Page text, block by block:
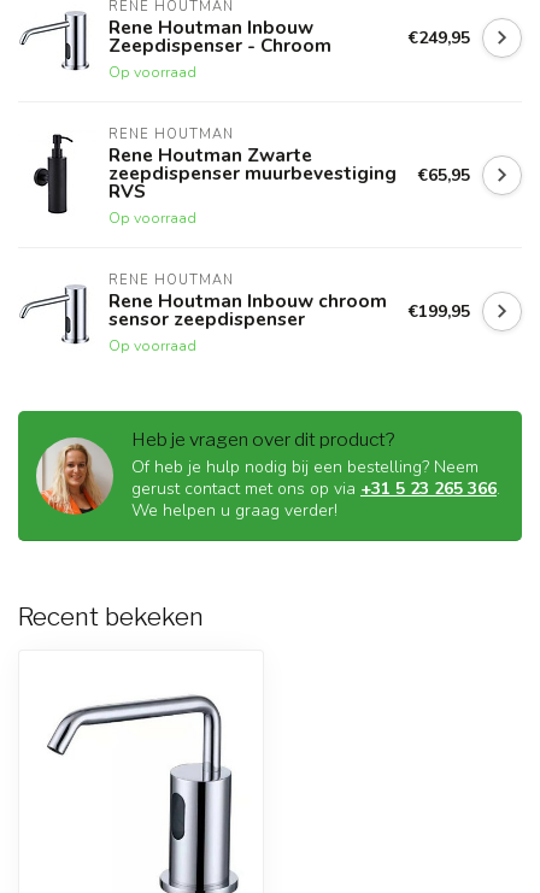
RENE HOUTMAN
Rene Houtman Inbouw
Zeepdispenser - Chroom
Op voorraad
€249,95
RENE HOUTMAN
Rene Houtman Zwarte
zeepdispenser muurbevestiging
RVS
Op voorraad
€65,95
RENE HOUTMAN
Rene Houtman Inbouw chroom
sensor zeepdispenser
Op voorraad
€199,95
Heb je vragen over dit product?
Of heb je hulp nodig bij een bestelling? Neem
gerust contact met ons op via +31 5 23 265 366.
We helpen u graag verder!
Recent bekeken